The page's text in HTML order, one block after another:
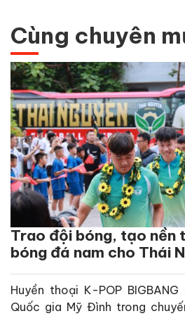
Cùng chuyên
Trao đội bóng, tạo nền
bóng đá nam cho Thái
Huyền thoại K-POP
Quốc gia Mỹ Đình trong